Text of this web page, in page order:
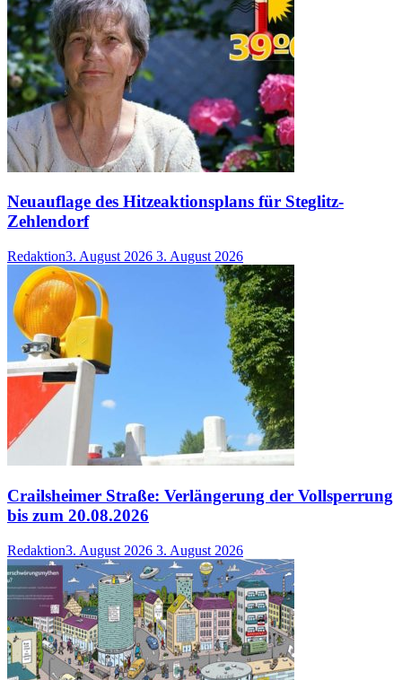
Neuauflage des Hitzeaktionsplans für Steglitz-
Zehlendorf
Redaktion3. August 2026 3. August 2026
Crailsheimer Straße: Verlängerung der Vollsperrung
bis zum 20.08.2026
Redaktion3. August 2026 3. August 2026